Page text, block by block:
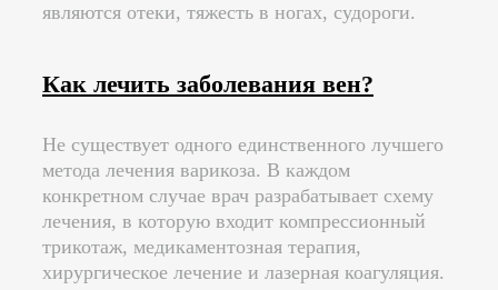
являются отеки, тяжесть в ногах, судороги.
Как лечить заболевания вен?
Не существует одного единственного лучшего
метода лечения варикоза. В каждом
конкретном случае врач разрабатывает схему
лечения, в которую входит компрессионный
трикотаж, медикаментозная терапия,
хирургическое лечение и лазерная коагуляция.